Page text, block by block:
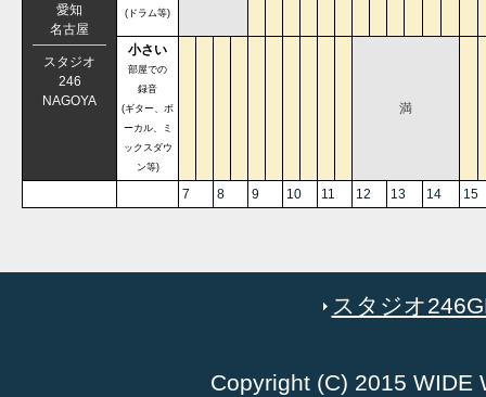
愛知
名古屋
スタジオ
246
NAGOYA
(ドラム等)
小さい
部屋での
録音
(ギター、ボ
ーカル、ミ
ックスダウ
ン等)
満
7 8 9 10 11 12 13 14 15
スタジオ
Copyright (C) 2015 WIDE